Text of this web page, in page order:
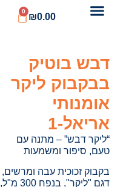
₪0.00
0
דבש בוטיק
בבקבוק ליקר
אומנותי
אריאל-1
“ליקר דבש” – מתנה עם
טעם, סיפור ומשמעות
בקבוק זכוכית עבה ומרשים,
דגם "ליקר", בנפח 300 מ"ל,